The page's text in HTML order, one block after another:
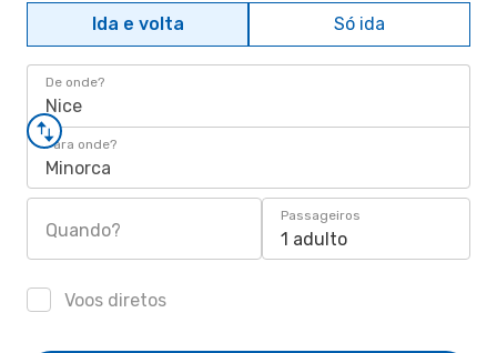
Ida e volta Só ida
De onde?
Nice
Para onde?
Minorca
Quando?
Passageiros
1 adulto
Voos diretos